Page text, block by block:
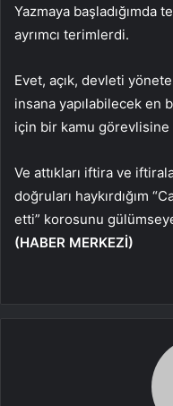
Yazmaya başladığımda
ayrımcı terimlerdi.
Evet, açık, devleti
insana yapılabilecek en
için bir kamu görevlisine
Ve attıkları iftira ve
doğruları haykırdığım
etti” korosunu
(HABER MERKEZİ)